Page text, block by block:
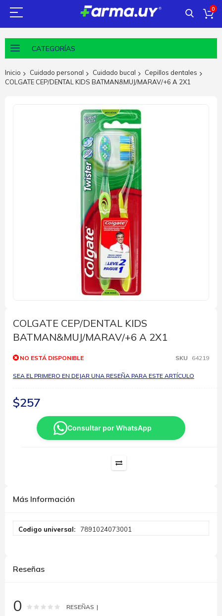
0
CATEGORÍAS
Inicio Cuidado personal Cuidado bucal
Cepillos dentales
COLGATE CEP/DENTAL KIDS BATMAN&MUJ/MARAV/+6 A 2X1
comienzo
de
la
de
imágenes
COLGATE CEP/DENTAL KIDS
BATMAN&MUJ/MARAV/+6 A 2X1
NO ESTÁ DISPONIBLE SKU 64219
SEA EL PRIMERO EN DEJAR UNA RESEÑA PARA ESTE ARTÍCULO
$257
Consultar por WhatsApp
Más Información
Información
7891024073001
Reseñas
0 Rating: % of100
RESEÑAS